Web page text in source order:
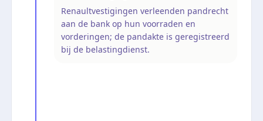
Renaultvestigingen verleenden pandrecht
aan de bank op hun voorraden en
vorderingen; de pandakte is geregistreerd
bij de belastingdienst.